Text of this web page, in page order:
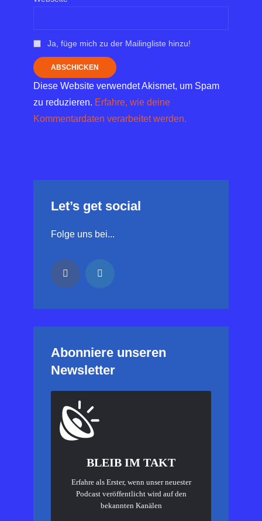
Ja, füge mich zu der Mailingliste hinzu!
Diese Website verwendet Akismet, um Spam
zu reduzieren. Erfahre, wie deine
Kommentardaten verarbeitet werden.
Let’s get social
Folge uns bei...
Abonniere unseren
Newsletter
BLEIB IM TAKT
Erfahre als Erster, wenn unser neuester
Podcast veröffentlicht wird auf den
bekannten Kanälen